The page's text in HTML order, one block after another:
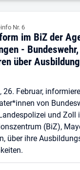
Nr. 6
im BiZ der
-
über
26. Februar,
von
und Zoll
(BiZ),
über ihre